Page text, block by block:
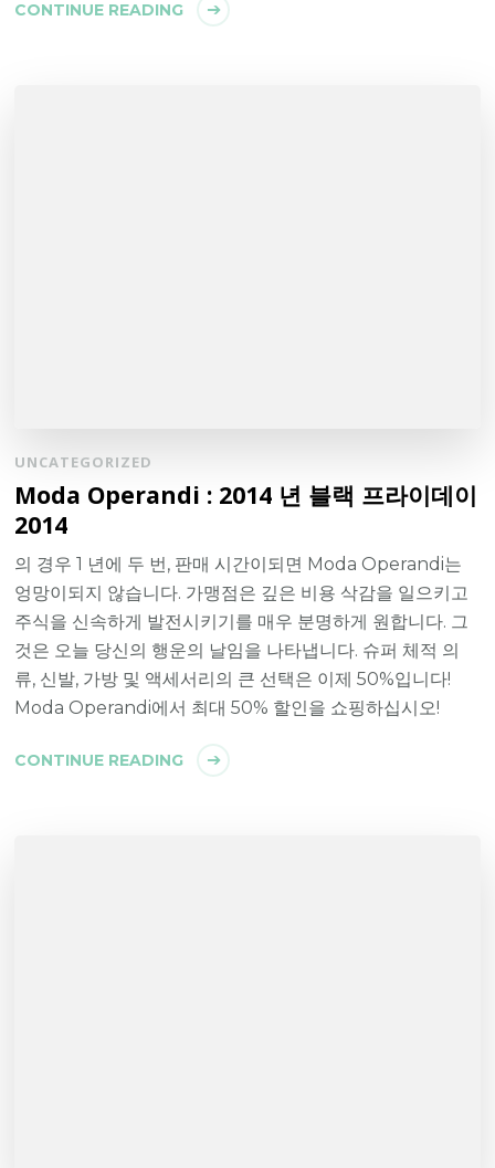
CONTINUE READING
UNCATEGORIZED
Moda Operandi : 2014 년 블랙 프라이데이
2014
의 경우 1 년에 두 번, 판매 시간이되면 Moda Operandi는
엉망이되지 않습니다. 가맹점은 깊은 비용 삭감을 일으키고
주식을 신속하게 발전시키기를 매우 분명하게 원합니다. 그
것은 오늘 당신의 행운의 날임을 나타냅니다. 슈퍼 체적 의
류, 신발, 가방 및 액세서리의 큰 선택은 이제 50%입니다!
Moda Operandi에서 최대 50% 할인을 쇼핑하십시오!
CONTINUE READING